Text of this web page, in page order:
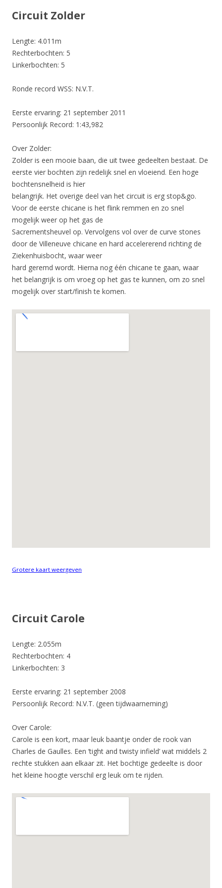
Circuit Zolder
Lengte: 4.011m
Rechterbochten: 5
Linkerbochten: 5
Ronde record WSS: N.V.T.
Eerste ervaring: 21 september 2011
Persoonlijk Record: 1:43,982
Over Zolder:
Zolder is een mooie baan, die uit twee gedeelten bestaat. De
eerste vier bochten zijn redelijk snel en vloeiend. Een hoge
bochtensnelheid is hier
belangrijk. Het overige deel van het circuit is erg stop&go.
Voor de eerste chicane is het flink remmen en zo snel
mogelijk weer op het gas de
Sacrementsheuvel op. Vervolgens vol over de curve stones
door de Villeneuve chicane en hard accelererend richting de
Ziekenhuisbocht, waar weer
hard geremd wordt. Hierna nog één chicane te gaan, waar
het belangrijk is om vroeg op het gas te kunnen, om zo snel
mogelijk over start/finish te komen.
Grotere kaart weergeven
Circuit Carole
Lengte: 2.055m
Rechterbochten: 4
Linkerbochten: 3
Eerste ervaring: 21 september 2008
Persoonlijk Record: N.V.T. (geen tijdwaarneming)
Over Carole:
Carole is een kort, maar leuk baantje onder de rook van
Charles de Gaulles. Een ‘tight and twisty infield’ wat middels 2
rechte stukken aan elkaar zit. Het bochtige gedeelte is door
het kleine hoogte verschil erg leuk om te rijden.